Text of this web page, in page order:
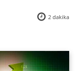
2 dakika